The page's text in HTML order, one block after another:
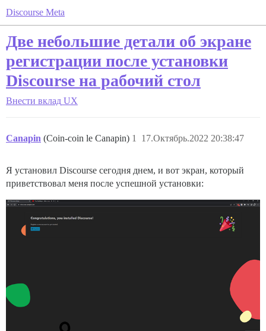
Discourse Meta
Две небольшие детали об экране
регистрации после установки
Discourse на рабочий стол
Внести вклад UX
Canapin (Coin-coin le Canapin) 17.Октябрь.2022 20:38:47
1
Я установил Discourse сегодня днем, и вот экран, который
приветствовал меня после успешной установки: